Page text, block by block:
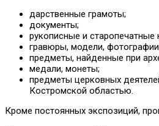
дарственные грамоты;
документы;
рукописные и старопечатные
гравюры, модели,
предметы, найденные при
медали, монеты;
предметы церковных
Костромской областью.
Кроме постоянных экспозиций,